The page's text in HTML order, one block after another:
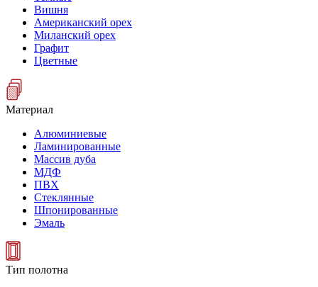
Вишня
Американский орех
Миланский орех
Графит
Цветные
Материал
Алюминиевые
Ламинированные
Массив дуба
МДФ
ПВХ
Стеклянные
Шпонированные
Эмаль
Тип полотна